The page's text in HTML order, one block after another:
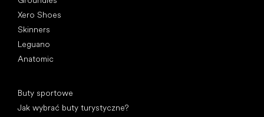
Xero Shoes
Skinners
Leguano
Anatomic
Buty sportowe
Jak wybrać buty turystyczne?